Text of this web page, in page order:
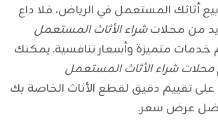
أثاثك المستعمل في الرياض، فلا داع
من محلاتشراء الأثاث المستعمل
خدمات متميزة وأسعار تنافسية. يمكنك
محلات شراء الأثاث المستعمل
تقييم دقيق لقطع الأثاث الخاصة بك
عرض سعر.